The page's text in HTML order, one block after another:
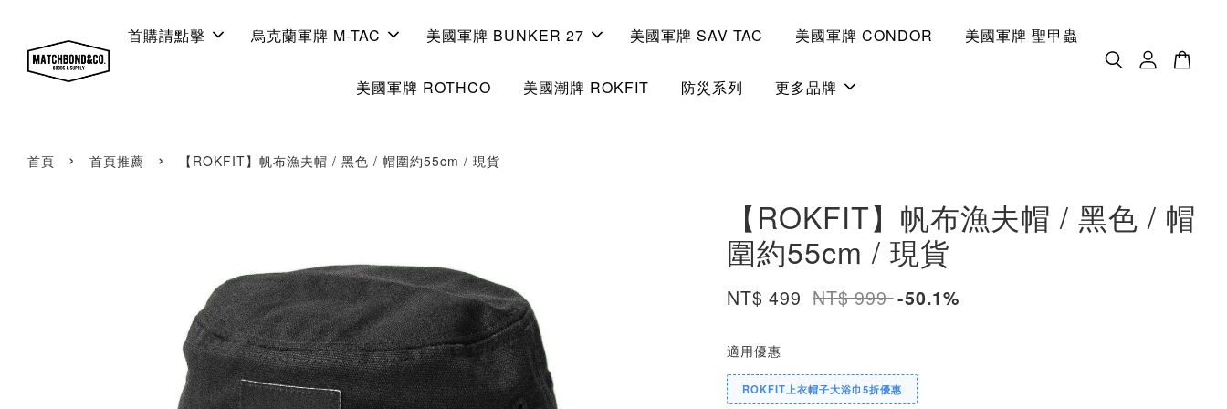
首購請點擊 烏克蘭軍牌 M-TAC 美國軍牌 BUNKER 27 美國軍牌 SAV TAC 美國軍牌 CONDOR 美國軍牌 聖甲蟲
美國軍牌 ROTHCO 美國潮牌 ROKFIT 防災系列 更多品牌
首頁 › 首頁推薦 › 【ROKFIT】帆布漁夫帽 / 黑色 / 帽圍約55cm / 現貨
【ROKFIT】帆布漁夫帽 / 黑色 / 帽
圍約55cm / 現貨
NT$ 499 NT$ 999-50.1%
適用優惠
ROKFIT上衣帽子大浴巾5折優惠